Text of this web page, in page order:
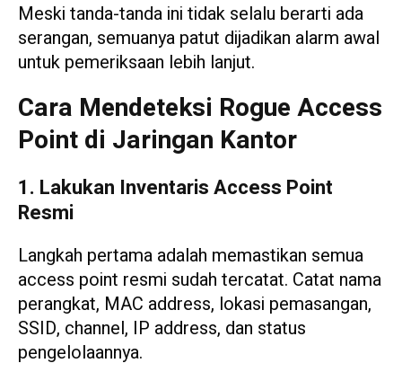
Meski tanda-tanda ini tidak selalu berarti ada
serangan, semuanya patut dijadikan alarm awal
untuk pemeriksaan lebih lanjut.
Cara Mendeteksi Rogue Access
Point di Jaringan Kantor
1. Lakukan Inventaris Access Point
Resmi
Langkah pertama adalah memastikan semua
access point resmi sudah tercatat. Catat nama
perangkat, MAC address, lokasi pemasangan,
SSID, channel, IP address, dan status
pengelolaannya.